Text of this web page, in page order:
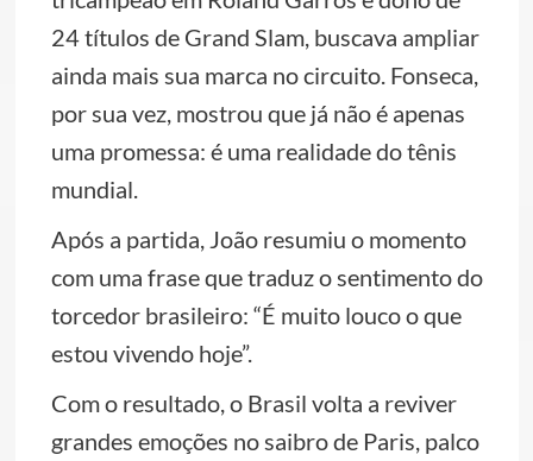
24 títulos de Grand Slam, buscava ampliar
ainda mais sua marca no circuito. Fonseca,
por sua vez, mostrou que já não é apenas
uma promessa: é uma realidade do tênis
mundial.
Após a partida, João resumiu o momento
com uma frase que traduz o sentimento do
torcedor brasileiro: “É muito louco o que
estou vivendo hoje”.
Com o resultado, o Brasil volta a reviver
grandes emoções no saibro de Paris, palco